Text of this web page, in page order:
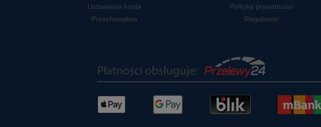
Ustawienia konta
Przechowalnia
Polityka prywatności
Regulamin